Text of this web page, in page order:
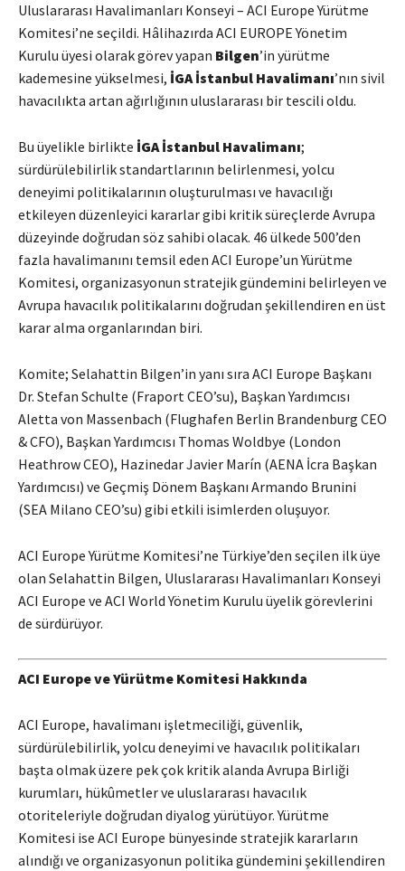
Uluslararası Havalimanları Konseyi – ACI Europe Yürütme
Komitesi’ne seçildi. Hâlihazırda ACI EUROPE Yönetim
Kurulu üyesi olarak görev yapan Bilgen’in yürütme
kademesine yükselmesi, İGA İstanbul Havalimanı’nın sivil
havacılıkta artan ağırlığının uluslararası bir tescili oldu.
Bu üyelikle birlikte İGA İstanbul Havalimanı;
sürdürülebilirlik standartlarının belirlenmesi, yolcu
deneyimi politikalarının oluşturulması ve havacılığı
etkileyen düzenleyici kararlar gibi kritik süreçlerde Avrupa
düzeyinde doğrudan söz sahibi olacak. 46 ülkede 500’den
fazla havalimanını temsil eden ACI Europe’un Yürütme
Komitesi, organizasyonun stratejik gündemini belirleyen ve
Avrupa havacılık politikalarını doğrudan şekillendiren en üst
karar alma organlarından biri.
Komite; Selahattin Bilgen’in yanı sıra ACI Europe Başkanı
Dr. Stefan Schulte (Fraport CEO’su), Başkan Yardımcısı
Aletta von Massenbach (Flughafen Berlin Brandenburg CEO
& CFO), Başkan Yardımcısı Thomas Woldbye (London
Heathrow CEO), Hazinedar Javier Marín (AENA İcra Başkan
Yardımcısı) ve Geçmiş Dönem Başkanı Armando Brunini
(SEA Milano CEO’su) gibi etkili isimlerden oluşuyor.
ACI Europe Yürütme Komitesi’ne Türkiye’den seçilen ilk üye
olan Selahattin Bilgen, Uluslararası Havalimanları Konseyi
ACI Europe ve ACI World Yönetim Kurulu üyelik görevlerini
de sürdürüyor.
ACI Europe ve Yürütme Komitesi Hakkında
ACI Europe, havalimanı işletmeciliği, güvenlik,
sürdürülebilirlik, yolcu deneyimi ve havacılık politikaları
başta olmak üzere pek çok kritik alanda Avrupa Birliği
kurumları, hükûmetler ve uluslararası havacılık
otoriteleriyle doğrudan diyalog yürütüyor. Yürütme
Komitesi ise ACI Europe bünyesinde stratejik kararların
alındığı ve organizasyonun politika gündemini şekillendiren